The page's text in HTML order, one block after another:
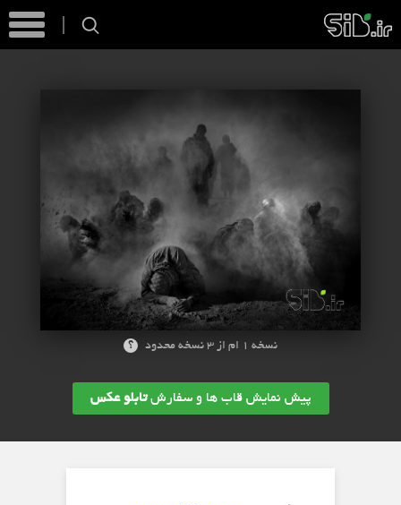
نسخه 1 ام از 3 نسخه محدود ؟
پیش نمایش قاب ها و سفارشتابلو عکس